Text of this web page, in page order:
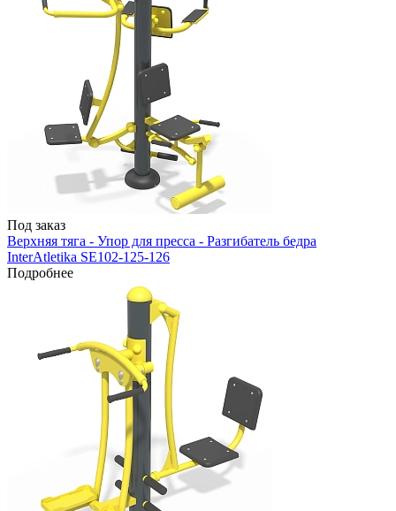
Под заказ
Верхняя тяга - Упор для пресса - Разгибатель бедра
InterAtletika SE102-125-126
Подробнее